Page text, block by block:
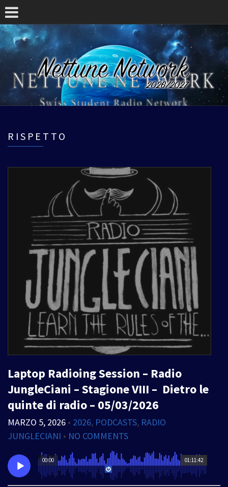
RISPETTO
Laptop Radioing Session – Radio
JungleCiani – Stagione VIII – Dietro le
quinte di radio – 05/03/2026
MARZO 5, 2026 • 2026, PODCASTS, RADIO
JUNGLECIANI • NO COMMENTS
01:11:42
00:00